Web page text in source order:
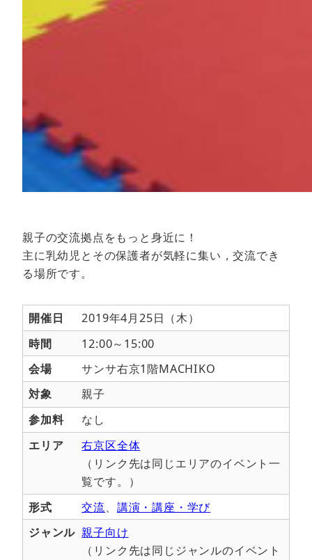
親子の交流拠点をもっと身近に！
主に乳幼児とその保護者が気軽に集い，交流でき
る場所です。
開催日
2019年4月25日（木）
時間
12:00～15:00
会場
サンサ右京1階MACHIKO
対象
親子
参加料
なし
エリア
右京区全体
（リンク先は同じエリアのイベント一
覧です。）
形式
交流、 講演・講座・学び
ジャンル 親子向け
（リンク先は同じジャンルのイベント